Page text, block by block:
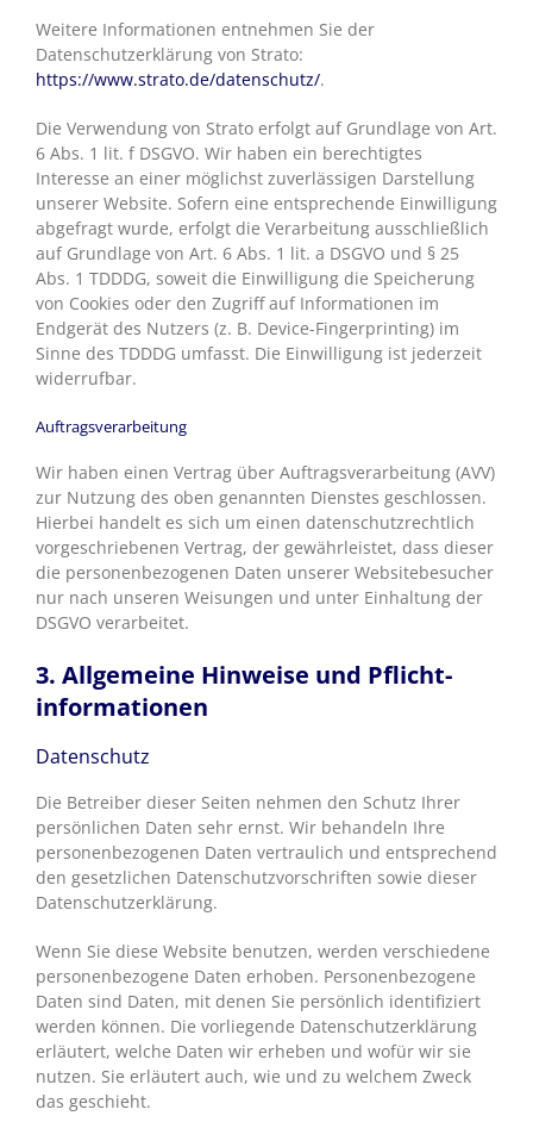
Weitere Informationen entnehmen Sie der
Datenschutzerklärung von Strato:
https://www.strato.de/datenschutz/.
Die Verwendung von Strato erfolgt auf Grundlage von Art.
6 Abs. 1 lit. f DSGVO. Wir haben ein berechtigtes
Interesse an einer möglichst zuverlässigen Darstellung
unserer Website. Sofern eine entsprechende Einwilligung
abgefragt wurde, erfolgt die Verarbeitung ausschließlich
auf Grundlage von Art. 6 Abs. 1 lit. a DSGVO und § 25
Abs. 1 TDDDG, soweit die Einwilligung die Speicherung
von Cookies oder den Zugriff auf Informationen im
Endgerät des Nutzers (z. B. Device-Fingerprinting) im
Sinne des TDDDG umfasst. Die Einwilligung ist jederzeit
widerrufbar.
Auftragsverarbeitung
Wir haben einen Vertrag über Auftragsverarbeitung (AVV)
zur Nutzung des oben genannten Dienstes geschlossen.
Hierbei handelt es sich um einen datenschutzrechtlich
vorgeschriebenen Vertrag, der gewährleistet, dass dieser
die personenbezogenen Daten unserer Websitebesucher
nur nach unseren Weisungen und unter Einhaltung der
DSGVO verarbeitet.
3. Allgemeine Hinweise und Pflicht­
informationen
Datenschutz
Die Betreiber dieser Seiten nehmen den Schutz Ihrer
persönlichen Daten sehr ernst. Wir behandeln Ihre
personenbezogenen Daten vertraulich und entsprechend
den gesetzlichen Datenschutzvorschriften sowie dieser
Datenschutzerklärung.
Wenn Sie diese Website benutzen, werden verschiedene
personenbezogene Daten erhoben. Personenbezogene
Daten sind Daten, mit denen Sie persönlich identifiziert
werden können. Die vorliegende Datenschutzerklärung
erläutert, welche Daten wir erheben und wofür wir sie
nutzen. Sie erläutert auch, wie und zu welchem Zweck
das geschieht.